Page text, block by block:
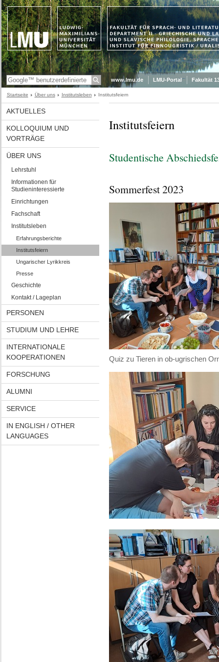
www.lmu.de LMU-Portal Fakultät
Startseite Über uns Institutsleben Institutsfeiern
AKTUELLES
KOLLOQUIUM UND
VORTRÄGE
ÜBER UNS
Lehrstuhl
Informationen für
Studieninteressierte
Einrichtungen
Fachschaft
Institutsleben
Erfahrungsberichte
Institutsfeiern
Ungarischer Lyrikkreis
Presse
Geschichte
Kontakt / Lageplan
PERSONEN
STUDIUM UND LEHRE
INTERNATIONALE
KOOPERATIONEN
FORSCHUNG
ALUMNI
SERVICE
IN ENGLISH / OTHER
LANGUAGES
Institutsfeiern
Studentische
Sommerfest 2023
Quiz zu Tieren in ob-ugrischen